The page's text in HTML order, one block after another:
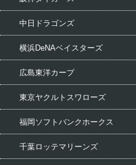
中日ドラゴンズ
横浜DeNAベイスターズ
広島東洋カープ
東京ヤクルトスワローズ
福岡ソフトバンクホークス
千葉ロッテマリーンズ